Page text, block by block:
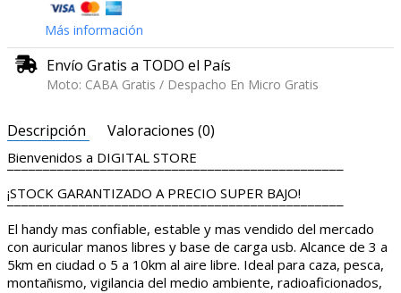
Más información
Envío Gratis a TODO el País
Moto: CABA Gratis / Despacho En Micro Gratis
Descripción Valoraciones (0)
Bienvenidos a DIGITAL STORE
¯¯¯¯¯¯¯¯¯¯¯¯¯¯¯¯¯¯¯¯¯¯¯¯¯¯¯¯¯¯¯¯¯¯¯¯¯¯¯¯¯¯¯¯¯¯¯
¡STOCK GARANTIZADO A PRECIO SUPER BAJO!
¯¯¯¯¯¯¯¯¯¯¯¯¯¯¯¯¯¯¯¯¯¯¯¯¯¯¯¯¯¯¯¯¯¯¯¯¯¯¯¯¯¯¯¯¯¯¯
El handy mas confiable, estable y mas vendido del mercado
con auricular manos libres y base de carga usb. Alcance de 3 a
5km en ciudad o 5 a 10km al aire libre. Ideal para caza, pesca,
montañismo, vigilancia del medio ambiente, radioaficionados,